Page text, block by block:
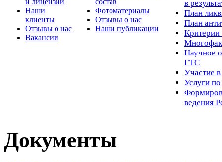
и лицензии
Наши
клиенты
Отзывы о нас
Вакансии
состав
Фотоматериалы
Отзывы о нас
Наши публикации
в
План
План
Критерии
Научное
ГТС
Участие
Услуги
ведения
Документы